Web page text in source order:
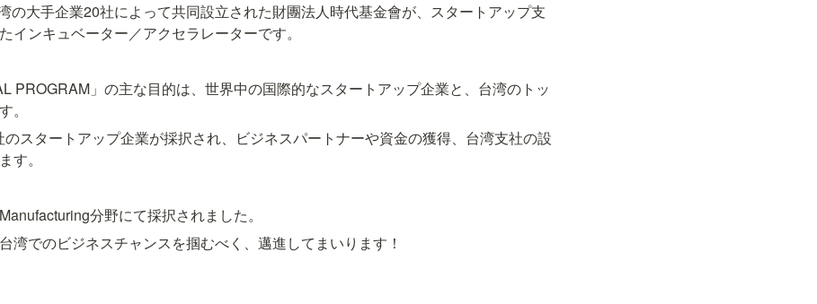
の大手企業20社によって共同設立された財團法人時代基金會が、スタートアップ支
インキュベーター／アクセラレーターです。
PROGRAM」の主な目的は、世界中の国際的なスタートアップ企業と、台湾のトッ
。
スタートアップ企業が採択され、ビジネスパートナーや資金の獲得、台湾支社の設
す。
分野にて採択されました。
湾でのビジネスチャンスを掴むべく、邁進してまいります！